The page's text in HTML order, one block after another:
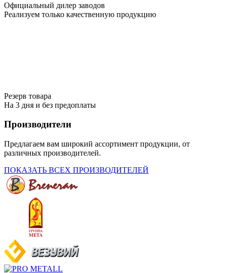
Официальный дилер заводов
Реализуем только качественную продукцию
Резерв товара
На 3 дня и без предоплаты
Производители
Предлагаем вам широкий ассортимент продукции, от
различных производителей.
ПОКАЗАТЬ ВСЕХ ПРОИЗВОДИТЕЛЕЙ